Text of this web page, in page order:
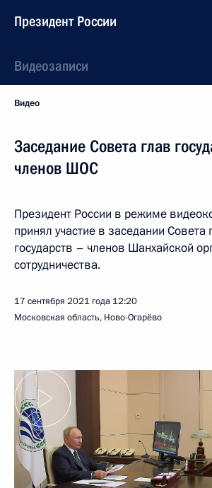
Президент России
Видеозаписи
Видео
Заседание Совета глав
членов ШОС
Президент России в режиме
принял участие в заседании Совета
государств – членов Шанхайской
сотрудничества.
17 сентября 2021 года 12:20
Московская область, Ново-Огарёво